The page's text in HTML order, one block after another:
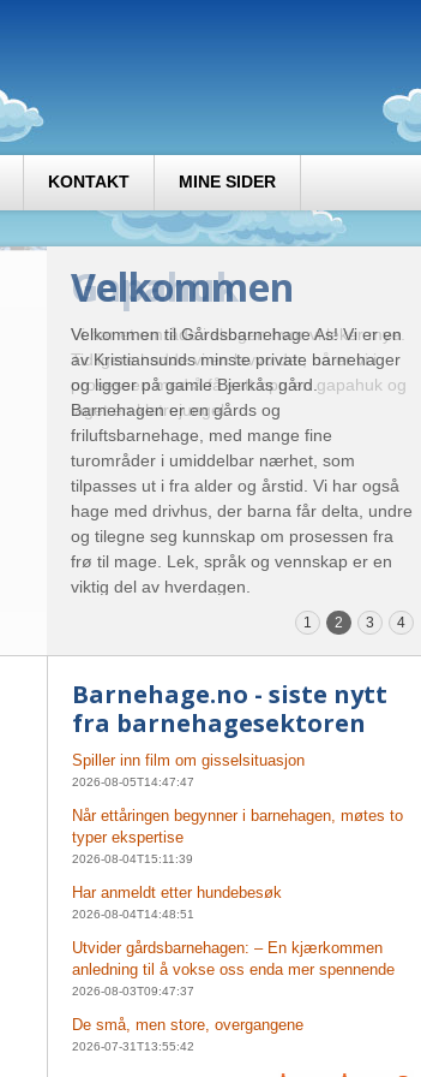
KONTAKT MINE SIDER
1 2 3 4
Velkommen
Velkommen til Gårdsbarnehage As! Vi er en
av Kristiansunds minste private barnehager
og ligger på gamle Bjerkås gård.
Barnehagen er en gårds og
friluftsbarnehage, med mange fine
turområder i umiddelbar nærhet, som
tilpasses ut i fra alder og årstid. Vi har også
hage med drivhus, der barna får delta, undre
og tilegne seg kunnskap om prosessen fra
frø til mage. Lek, språk og vennskap er en
viktig del av hverdagen.
Gapahuk
Vi har et område i skogen hvor vi leker mye.
Tidligere hadde vi en lavvo der, nå er vi i
prosessen med å få satt opp en gapahuk og
laget en klatrejungel.
Barnehage.no - siste nytt
fra barnehagesektoren
Spiller inn film om gisselsituasjon
2026-08-05T14:47:47
Når ettåringen begynner i barnehagen, møtes to
typer ekspertise
2026-08-04T15:11:39
Har anmeldt etter hundebesøk
2026-08-04T14:48:51
Utvider gårdsbarnehagen: – En kjærkommen
anledning til å vokse oss enda mer spennende
2026-08-03T09:47:37
De små, men store, overgangene
2026-07-31T13:55:42